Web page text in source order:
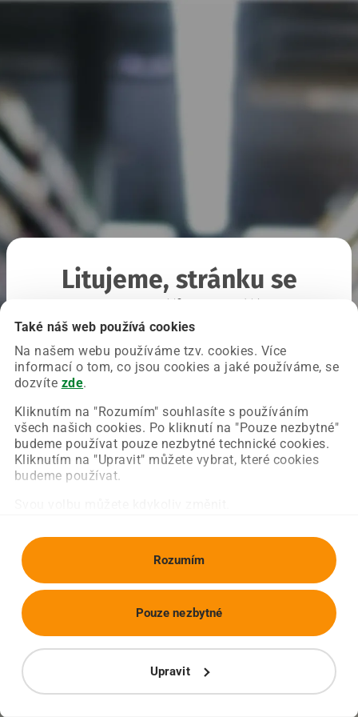
Také náš web používá cookies
Na našem webu používáme tzv. cookies. Více
informací o tom, co jsou cookies a jaké používáme, se
dozvíte zde.
Kliknutím na "Rozumím" souhlasíte s používáním
všech našich cookies. Po kliknutí na "Pouze nezbytné"
budeme používat pouze nezbytné technické cookies.
Kliknutím na "Upravit" můžete vybrat, které cookies
budeme používat.
Rozumím
Upravit
Pouze nezbytné
Litujeme, stránku se
Chyba nastala na naší straně a už ji opravujeme.
Zkuste prosím znovu načíst požadovanou stránku.
Obnovit stránku Úvodní strana